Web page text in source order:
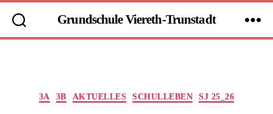
Grundschule Viereth-Trunstadt
Kategorien
3A 3B AKTUELLES SCHULLEBEN SJ 25_26